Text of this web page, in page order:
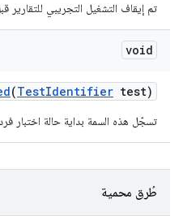
تم إيقاف التشغيل التجريبي للتقارير
void
(TestIdentifier test)
تسجّل هذه السمة بداية حالة اختبار
طُرق محمية